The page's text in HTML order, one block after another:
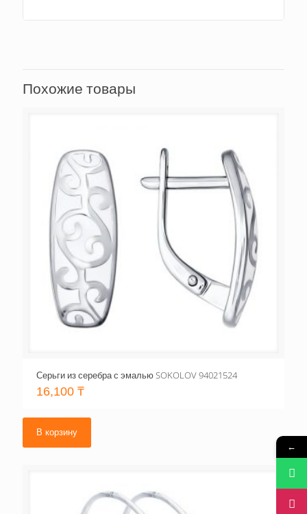
Похожие товары
Серьги из серебра с эмалью SOKOLOV 94021524
16,100 ₸
В корзину
←